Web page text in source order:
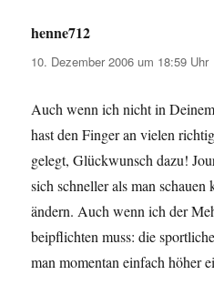
henne712
10. Dezember 2006 um 18:59 Uhr
Auch wenn ich nicht in
hast den Finger an vielen
gelegt, Glückwunsch dazu!
sich schneller als man
ändern. Auch wenn ich der
beipflichten muss: die
man momentan einfach höher